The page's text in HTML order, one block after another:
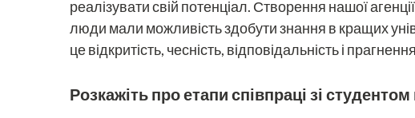
реалізувати свій потенціал. Створення нашої
люди мали можливість здобути знання в кращих
це відкритість, чесність, відповідальність і
Розкажіть про етапи співпраці зі